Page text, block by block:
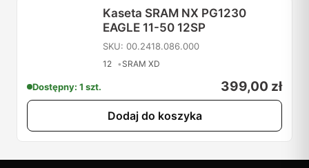
Kaseta SRAM NX PG1230
EAGLE 11-50 12SP
SKU: 00.2418.086.000
12 SRAM XD
Dostępny: 1 szt. 399,00 zł
Dodaj do koszyka